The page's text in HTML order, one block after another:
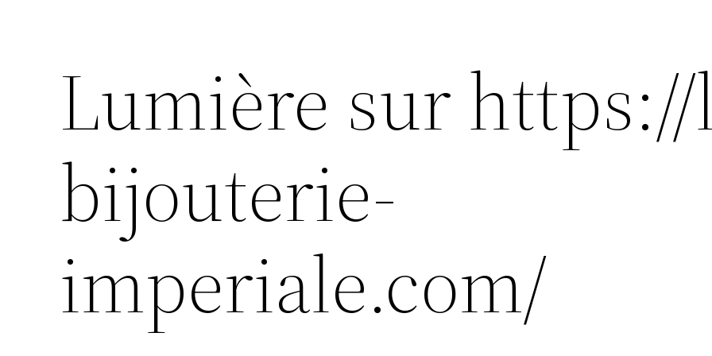
Lumière sur
bijouterie-
imperiale.com/